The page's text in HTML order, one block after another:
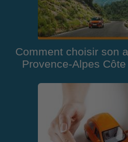
Comment choisir son
Provence-Alpes